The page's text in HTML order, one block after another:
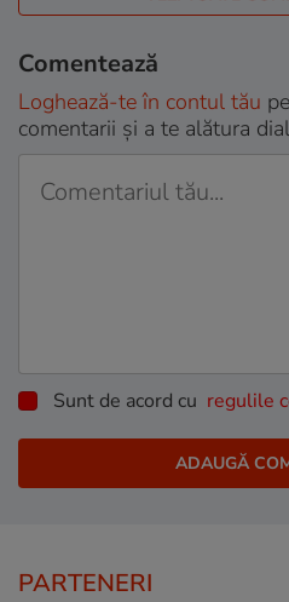
Comentează
Loghează-te în contul tău
comentarii și a te alătura
Sunt de acord cu regulile
PARTENERI